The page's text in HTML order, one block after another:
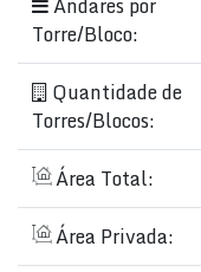
Torre/Bloco:
Quantidade de
Torres/Blocos:
Área Total:
Área Privada: